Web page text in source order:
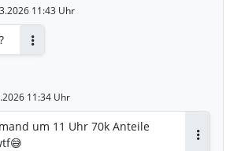
11:43 Uhr
11:34 Uhr
um 11 Uhr 70k Anteile